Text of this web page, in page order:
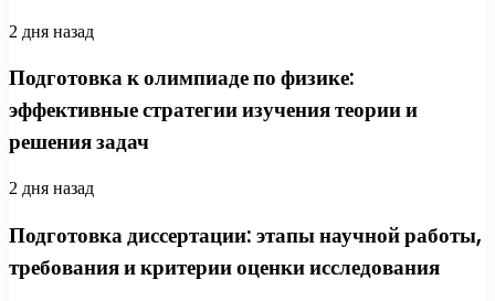
2 дня назад
Подготовка к олимпиаде по физике:
эффективные стратегии изучения теории и
решения задач
2 дня назад
Подготовка диссертации: этапы научной работы,
требования и критерии оценки исследования